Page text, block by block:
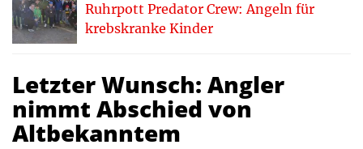
Ruhrpott Predator Crew: Angeln für
krebskranke Kinder
Letzter Wunsch: Angler
nimmt Abschied von
Altbekanntem